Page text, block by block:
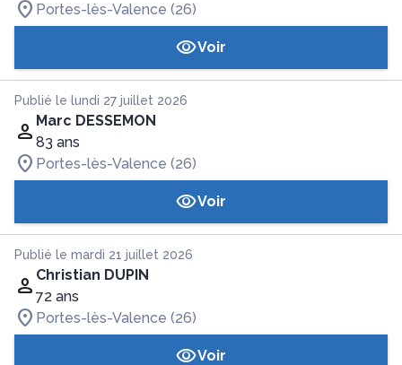
Portes-lès-Valence (26)
Voir
Publié le lundi 27 juillet 2026
Marc DESSEMON
83 ans
Portes-lès-Valence (26)
Voir
Publié le mardi 21 juillet 2026
Christian DUPIN
72 ans
Portes-lès-Valence (26)
Voir